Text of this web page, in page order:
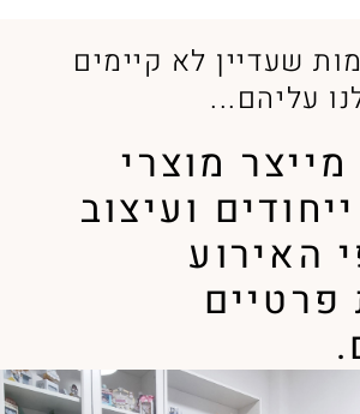
שעדיין לא קיימים
עליהם...
מוצרי
ועיצוב
האירוע
פרטיים